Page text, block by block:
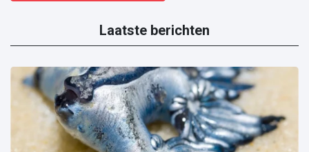
Laatste berichten